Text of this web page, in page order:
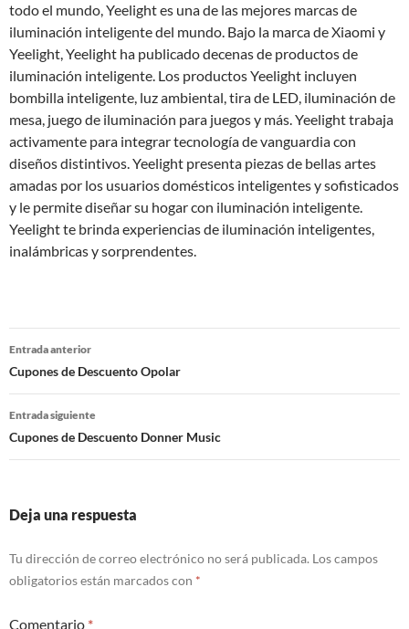
todo el mundo, Yeelight es una de las mejores marcas de
iluminación inteligente del mundo. Bajo la marca de Xiaomi y
Yeelight, Yeelight ha publicado decenas de productos de
iluminación inteligente. Los productos Yeelight incluyen
bombilla inteligente, luz ambiental, tira de LED, iluminación de
mesa, juego de iluminación para juegos y más. Yeelight trabaja
activamente para integrar tecnología de vanguardia con
diseños distintivos. Yeelight presenta piezas de bellas artes
amadas por los usuarios domésticos inteligentes y sofisticados
y le permite diseñar su hogar con iluminación inteligente.
Yeelight te brinda experiencias de iluminación inteligentes,
inalámbricas y sorprendentes.
de
entradas
Entrada anterior
Cupones de Descuento Opolar
Entrada siguiente
Cupones de Descuento Donner Music
Deja una respuesta
Tu dirección de correo electrónico no será publicada. Los campos
obligatorios están marcados con *
Comentario *